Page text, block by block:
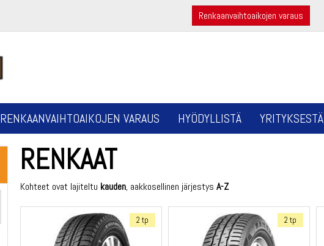
Renkaanvaihtoaikojen varaus
RENKAANVAIHTOAIKOJEN VARAUS HYÖDYLLISTÄ YRITYKSESTÄ
RENKAAT
Kohteet ovat lajiteltu kauden, aakkosellinen järjestys A-Z
2 tp 2 tp